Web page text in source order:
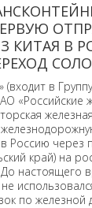
КИТАЯ В
в
«Российские
Россию через
край) на
настоящего
по железной